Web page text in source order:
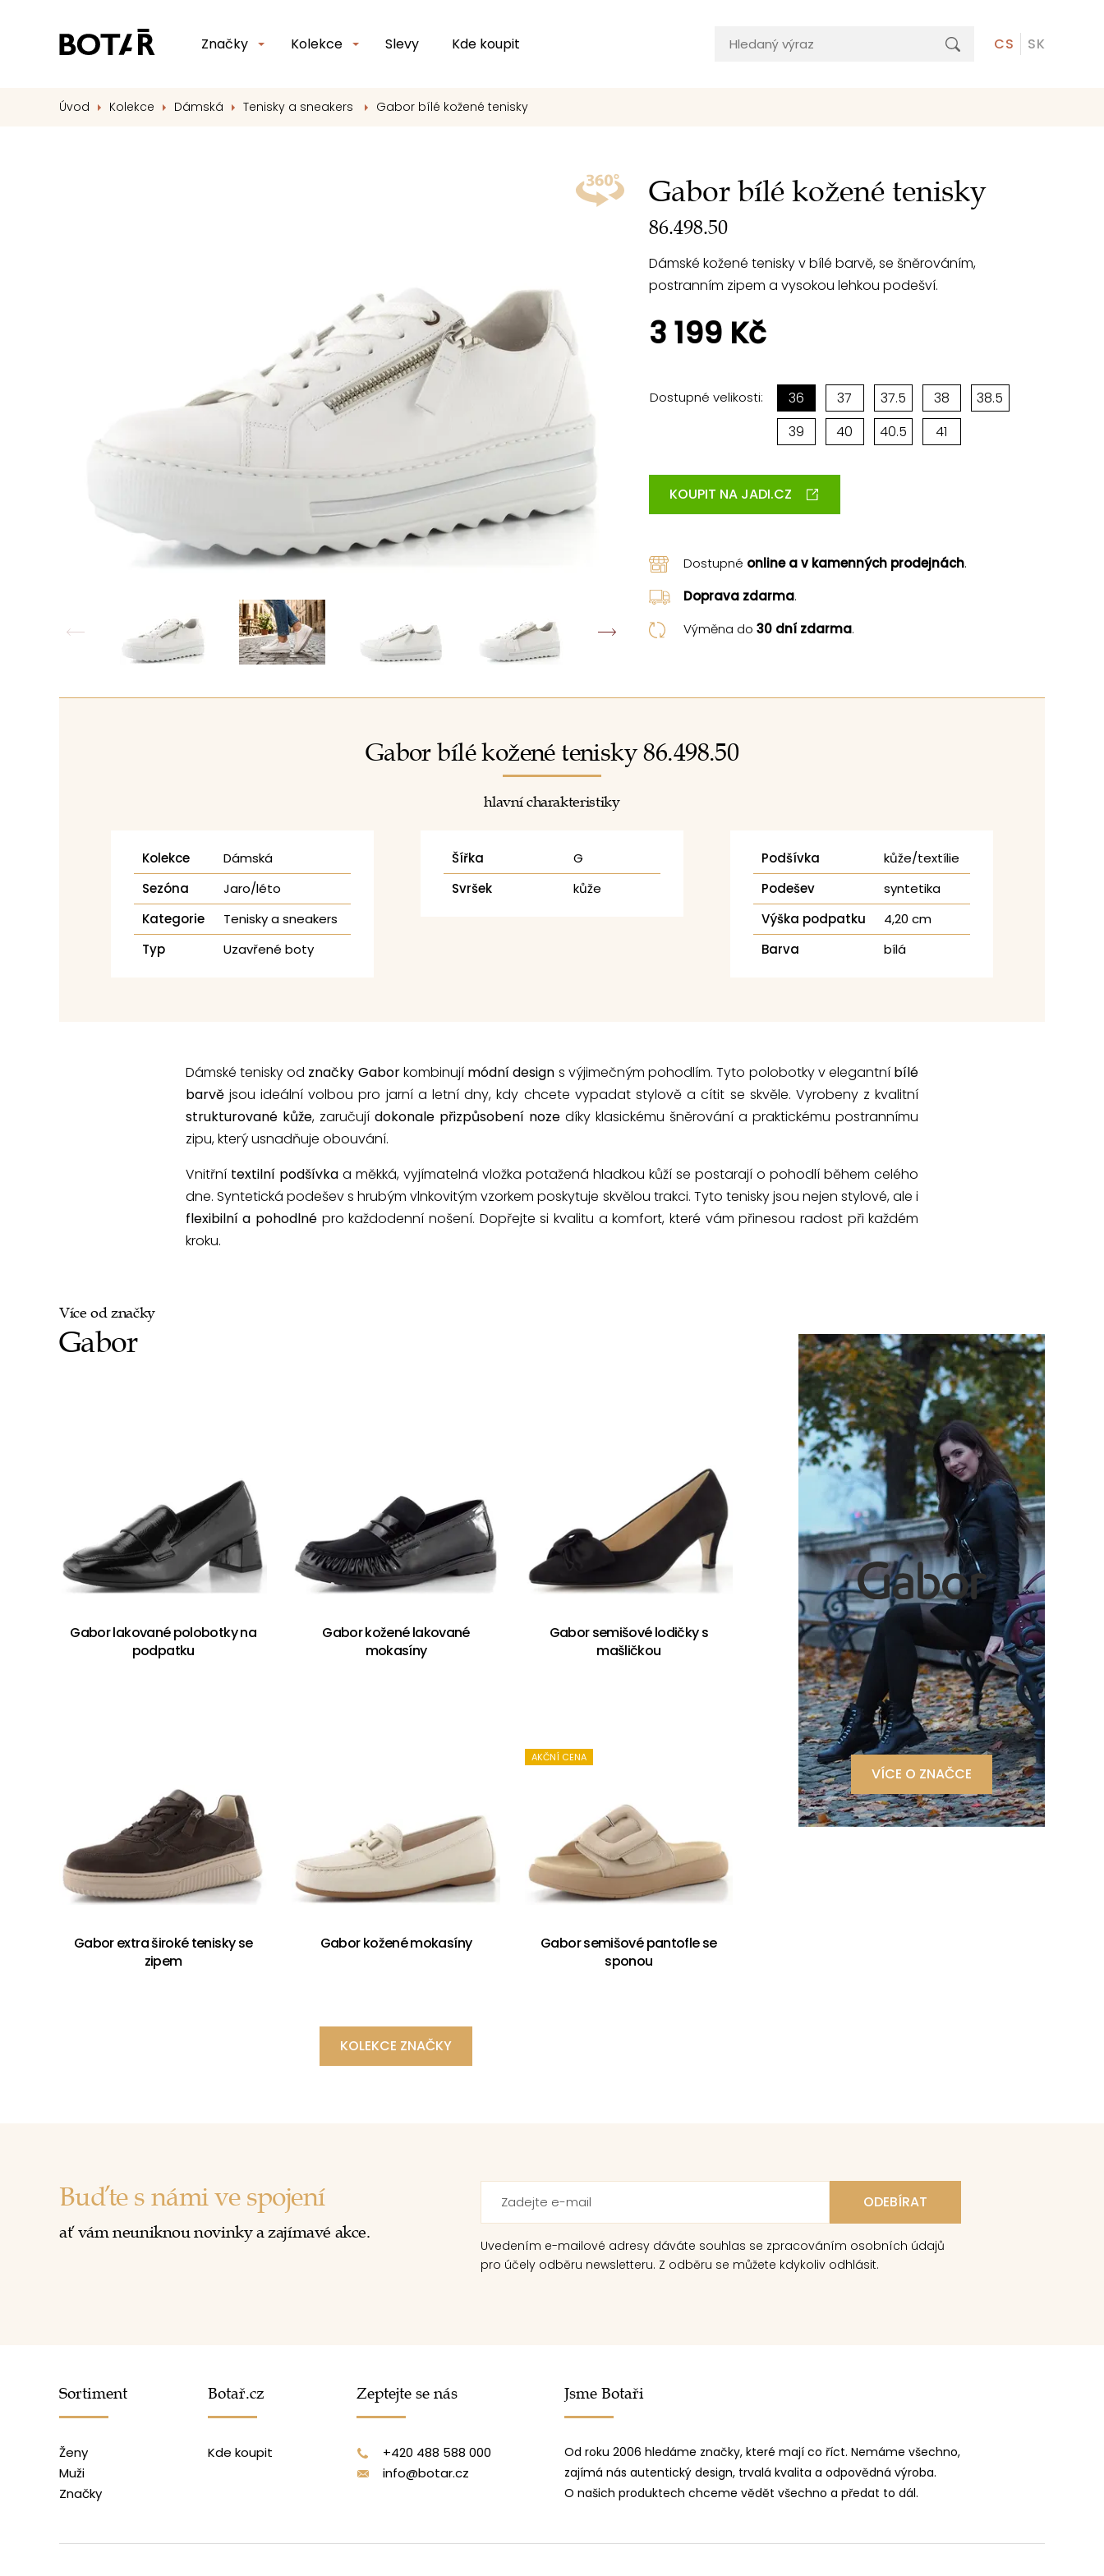
CS SK
Značky Kolekce Slevy Kde koupit
Úvod Kolekce Dámská Tenisky a sneakers Gabor bílé kožené tenisky
Gabor bílé kožené tenisky
86.498.50
Dámské kožené tenisky v bílé barvě, se šněrováním,
postranním zipem a vysokou lehkou podešví.
3 199 Kč
Dostupné velikosti: 36 37 37.5 38
38.5
39
40 40.5 41
KOUPIT NA JADI.CZ
Dostupné online a v kamenných prodejnách.
Doprava zdarma.
Výměna do 30 dní zdarma.
Gabor bílé kožené tenisky 86.498.50
hlavní charakteristiky
Kolekce
Dámská
Sezóna
Jaro/léto
Kategorie
Tenisky a sneakers
Typ
Uzavřené boty
Šířka
G
Svršek
kůže
Podšívka
kůže/textílie
Podešev
syntetika
Výška podpatku
4,20 cm
Barva
bílá
Dámské tenisky od značky Gaborkombinují módní design s výjimečným pohodlím. Tyto polobotky v elegantní bílé
barvějsou ideální volbou pro jarní a letní dny, kdy chcete vypadat stylově a cítit se skvěle. Vyrobeny z kvalitní
strukturované kůže, zaručují dokonale přizpůsobení nozedíky klasickému šněrování a praktickému postrannímu
zipu, který usnadňuje obouvání.
Vnitřní textilní podšívkaa měkká, vyjímatelná vložka potažená hladkou kůží se postarají o pohodlí během celého
dne. Syntetická podešev s hrubým vlnkovitým vzorkem poskytuje skvělou trakci. Tyto tenisky jsou nejen stylové, ale i
flexibilní a pohodlné pro každodenní nošení. Dopřejte si kvalitu a komfort, které vám přinesou radost při každém
kroku.
Více od značky
Gabor
Gabor lakované polobotky na
podpatku
Gabor kožené lakované
mokasíny
Gabor semišové lodičky s
mašličkou
Gabor extra široké tenisky se
zipem
Gabor kožené mokasíny
AKČNÍ CENA
Gabor semišové pantofle se
sponou
KOLEKCE ZNAČKY
VÍCE O ZNAČCE
Buďte s námi ve spojení
ať vám neuniknou novinky a zajímavé akce.
Uvedením e-mailové adresy dáváte souhlas se zpracováním osobních údajů
pro účely odběru newsletteru. Z odběru se můžete kdykoliv odhlásit.
Sortiment
Ženy
Muži
Značky
Botař.cz
Kde koupit
Zeptejte se nás
+420 488 588 000
info@botar.cz
Jsme Botaři
Od roku 2006 hledáme značky, které mají co říct. Nemáme všechno,
zajímá nás autentický design, trvalá kvalita a odpovědná výroba.
O našich produktech chceme vědět všechno a předat to dál.